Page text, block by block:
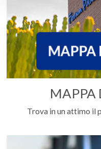
MAPPA
Trova in un attimo il